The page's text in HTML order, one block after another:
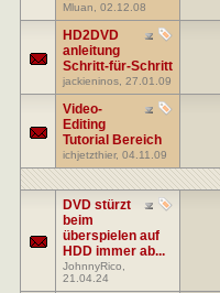
Mluan , 02.12.08
HD2DVD
anleitung
Schritt-für-Schritt
jackieninos , 27.01.09
Video-
Editing
Tutorial Bereich
ichjetzthier, 04.11.09
DVD stürzt
beim
überspielen auf
HDD immer ab...
JohnnyRico
21.04.24